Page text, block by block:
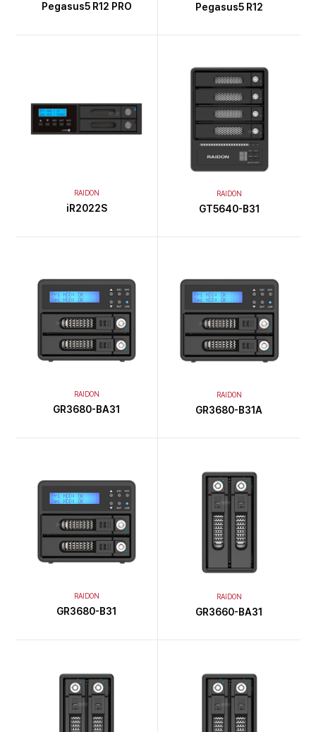
Pegasus5 R12 PRO Pegasus5 R12
RAIDON
iR2022S
RAIDON
GT5640-B31
RAIDON
GR3680-BA31
RAIDON
GR3680-B31A
RAIDON
GR3680-B31
RAIDON
GR3660-BA31